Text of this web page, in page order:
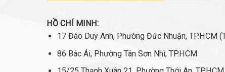
HỒ CHÍ MINH:
17 Đào Duy Anh, Phường Đức Nhuận, TP.HCM
86 Bác Ái, Phường Tân Sơn Nhì, TP.HCM